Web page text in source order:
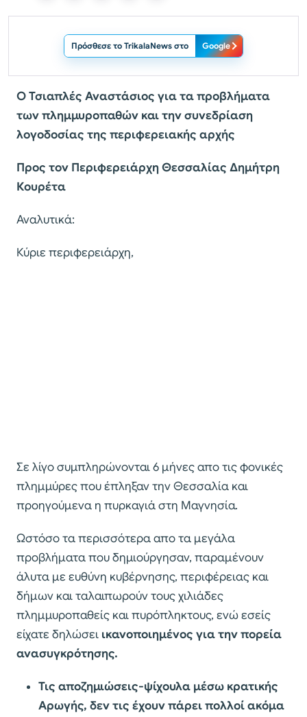
Πρόσθεσε το TrikalaNews στο Google
Ο Τσιαπλές Αναστάσιος για τα προβλήματα
των πλημμυροπαθών και την συνεδρίαση
λογοδοσίας της περιφερειακής αρχής
Προς τον Περιφερειάρχη Θεσσαλίας Δημήτρη
Κουρέτα
Αναλυτικά:
Κύριε περιφερειάρχη,
Σε λίγο συμπληρώνονται 6 μήνες απο τις φονικές
πλημμύρες που έπληξαν την Θεσσαλία και
προηγούμενα η πυρκαγιά στη Μαγνησία.
Ωστόσο τα περισσότερα απο τα μεγάλα
προβλήματα που δημιούργησαν, παραμένουν
άλυτα με ευθύνη κυβέρνησης, περιφέρειας και
δήμων και ταλαιπωρούν τους χιλιάδες
πλημμυροπαθείς και πυρόπληκτους, ενώ εσείς
είχατε δηλώσει ικανοποιημένος για την πορεία
ανασυγκρότησης.
Τις αποζημιώσεις-ψίχουλα μέσω κρατικής
Αρωγής, δεν τις έχουν πάρει πολλοί ακόμα